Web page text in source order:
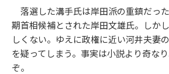
落選した溝手氏は岸田派の重鎮だっ
期首相候補とされた岸田文雄氏。しか
しくない。ゆえに政権に近い河井夫妻
を疑ってしまう。事実は小説より奇な
ぞ。